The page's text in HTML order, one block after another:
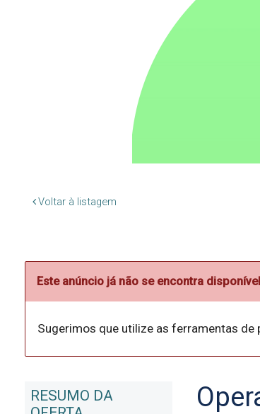
Voltar à listagem
Este anúncio já não se encontra disponível
Sugerimos que utilize as ferramentas
RESUMO DA